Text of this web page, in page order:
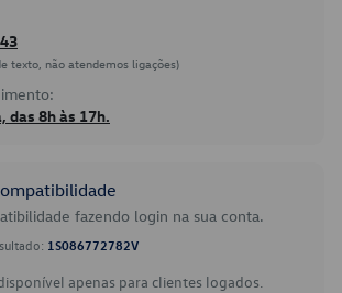
texto, não atendemos ligações)
das 8h às 17h.
fazendo login na sua conta.
1S086772782V
apenas para clientes logados.